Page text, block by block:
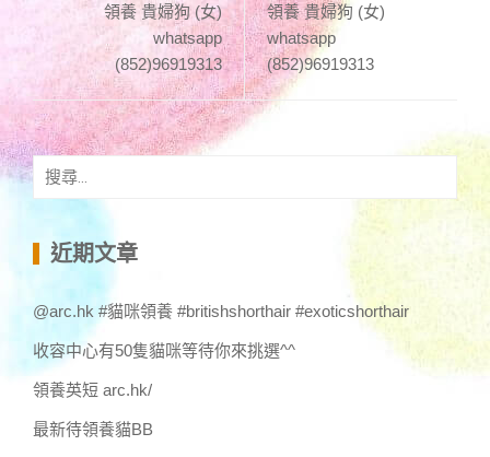
領養 貴婦狗 (女)
whatsapp
(852)96919313
領養 貴婦狗 (女)
whatsapp
(852)96919313
搜
鍵 近期文章
@arc.hk #貓咪領養 #britishshorthair #exoticshorthair
收容中心有50隻貓咪等待你來挑選^^
領養英短 arc.hk/
最新待領養貓BB